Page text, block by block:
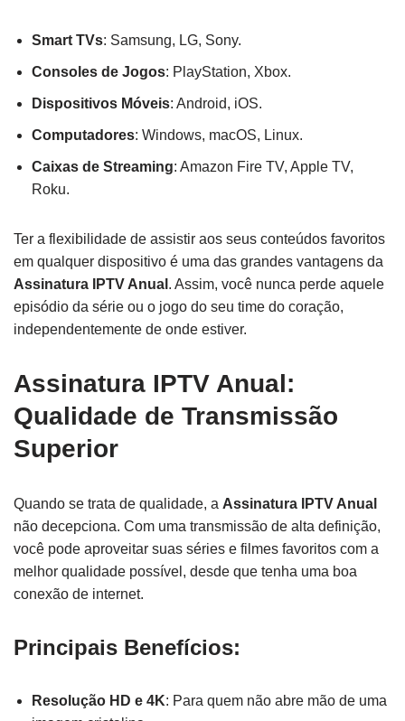
Smart TVs: Samsung, LG, Sony.
Consoles de Jogos: PlayStation, Xbox.
Dispositivos Móveis: Android, iOS.
Computadores: Windows, macOS, Linux.
Caixas de Streaming: Amazon Fire TV, Apple TV,
Roku.
Ter a flexibilidade de assistir aos seus conteúdos favoritos
em qualquer dispositivo é uma das grandes vantagens da
Assinatura IPTV Anual . Assim, você nunca perde aquele
episódio da série ou o jogo do seu time do coração,
independentemente de onde estiver.
Assinatura IPTV Anual:
Qualidade de Transmissão
Superior
Quando se trata de qualidade, a Assinatura IPTV Anual
não decepciona. Com uma transmissão de alta definição,
você pode aproveitar suas séries e filmes favoritos com a
melhor qualidade possível, desde que tenha uma boa
conexão de internet.
Principais Benefícios:
Resolução HD e 4K: Para quem não abre mão de uma